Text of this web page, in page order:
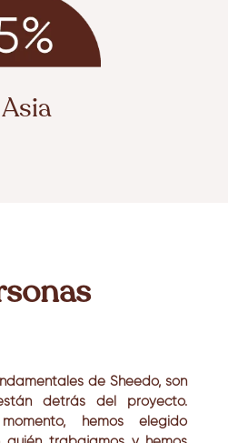
Asia
de Sheedo, son
detrás del proyecto.
hemos elegido